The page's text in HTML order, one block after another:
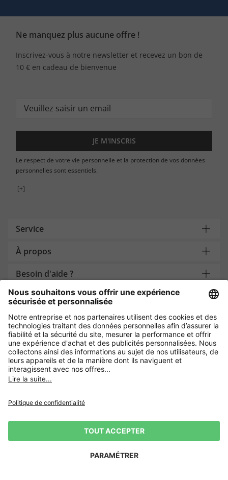
Ne manquez plus aucune offre !
Inscrivez-vous à notre newsletter et recevez un bon de
10 € en cadeau de bienvenue
JE M'INSCRIS
Le respect de votre vie personnelle et la protection de vos données
personnelles sont essentiels.
[+]
Service
À propos
Besoin d'aide ?
Payment and Delivery
Protection des données par
Politique de confidentialité
Gestion des Cookies
Langue: FR|NL